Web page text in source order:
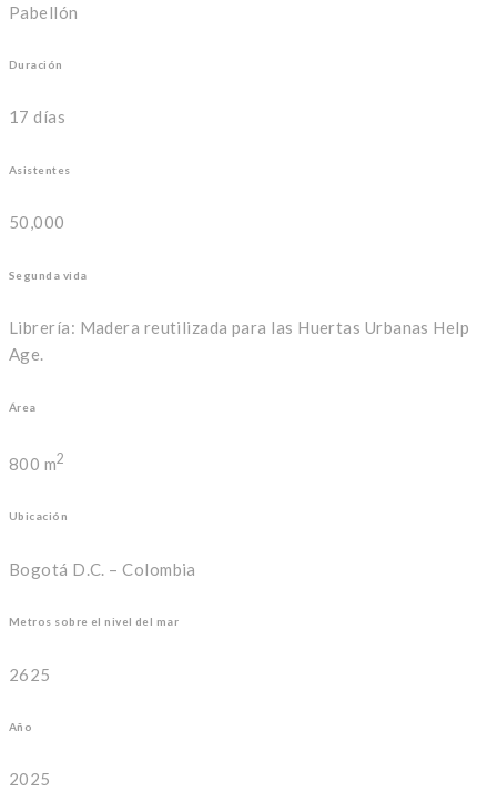
Pabellón
Duración
17 días
Asistentes
50,000
Segunda vida
Librería: Madera reutilizada para las Huertas Urbanas Help
Age.
Área
800 m2
Ubicación
Bogotá D.C. – Colombia
Metros sobre el nivel del mar
2625
Año
2025